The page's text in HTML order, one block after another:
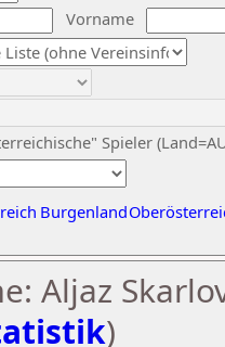
Vorname
Spieler
Burgenland
Aljaz
)